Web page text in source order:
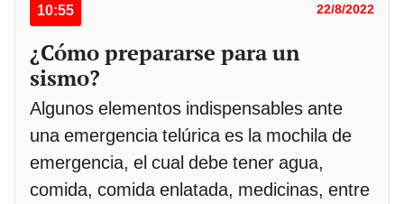
10:55 22/8/2022
¿Cómo prepararse para un
sismo?
Algunos elementos indispensables ante
una emergencia telúrica es la mochila de
emergencia, el cual debe tener agua,
comida, comida enlatada, medicinas, entre